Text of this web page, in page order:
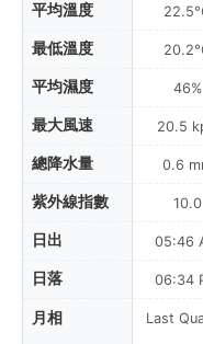
平均溫度
最低溫度
平均濕度
最大風速
總降水量
紫外線指數
日出
日落
月相
46%
20.5
0.6
10.0
05:46
06:34
Last